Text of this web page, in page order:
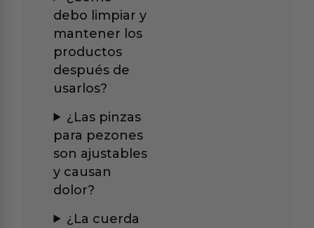
debo limpiar y
mantener los
productos
después de
usarlos?
¿Las pinzas
para pezones
son ajustables
y causan
dolor?
¿La cuerda